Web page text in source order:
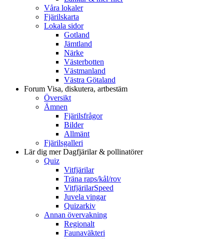
Våra lokaler
Fjärilskarta
Lokala sidor
Gotland
Jämtland
Närke
Västerbotten
Västmanland
Västra Götaland
Forum Visa, diskutera, artbestäm
Översikt
Ämnen
Fjärilsfrågor
Bilder
Allmänt
Fjärilsgalleri
Lär dig merDagfjärilar & pollinatörer
Quiz
Vitfjärilar
Träna raps/kål/rov
VitfjärilarSpeed
Juvela vingar
Quizarkiv
Annan övervakning
Regionalt
Faunaväkteri